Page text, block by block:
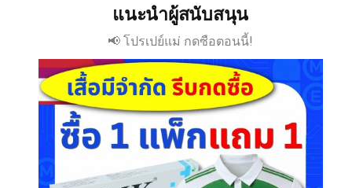
แนะนำผู้สนับสนุน
📢 โปรเปย์แม่ กดซือตอนนี้!